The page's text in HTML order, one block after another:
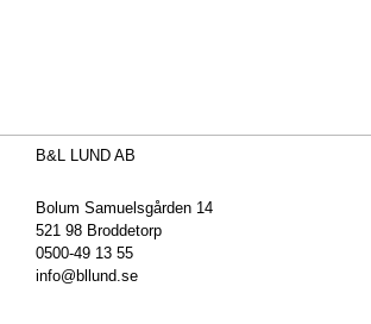
B&L LUND AB
Bolum Samuelsgården 14
521 98 Broddetorp
0500-49 13 55
info@bllund.se